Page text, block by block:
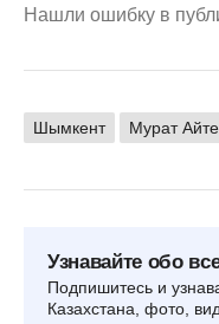
Нашли ошибку в
Шымкент Мурат
Узнавайте обо
Подпишитесь и
Казахстана, фото,